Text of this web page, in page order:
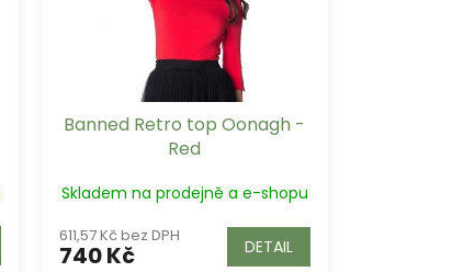
Banned Retro top Oonagh -
Red
Skladem na prodejně a e-shopu
611,57 Kč bez DPH
740 Kč DETAIL